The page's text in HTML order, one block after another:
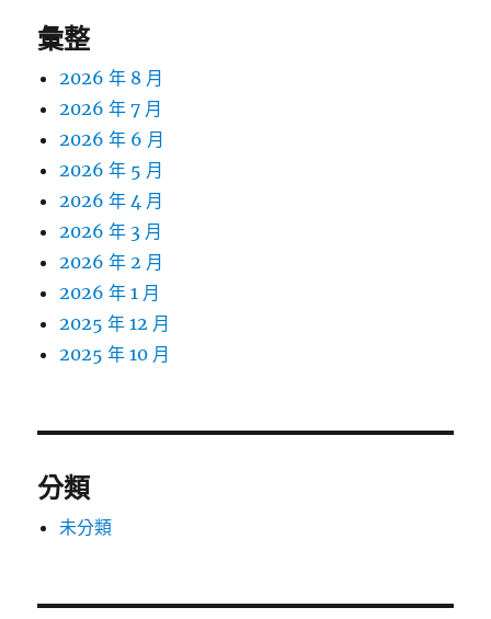
彙整
2026 年 8 月
2026 年 7 月
2026 年 6 月
2026 年 5 月
2026 年 4 月
2026 年 3 月
2026 年 2 月
2026 年 1 月
2025 年 12 月
2025 年 10 月
分類
未分類